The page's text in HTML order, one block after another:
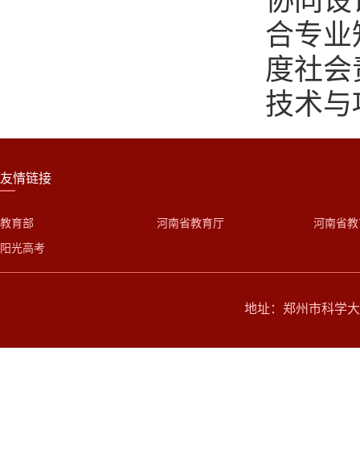
合专
度社
技术
友情链接
教育部
阳光高考
河南省教育厅 河南省
地址：郑州市科学